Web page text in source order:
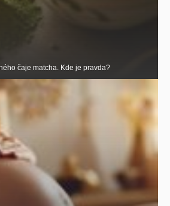
čaje matcha. Kde je pravda?